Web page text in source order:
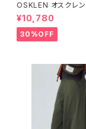
OSKLEN オスクレン 23春夏 ト
ップス 1027-67292
¥10,780
30%OFF